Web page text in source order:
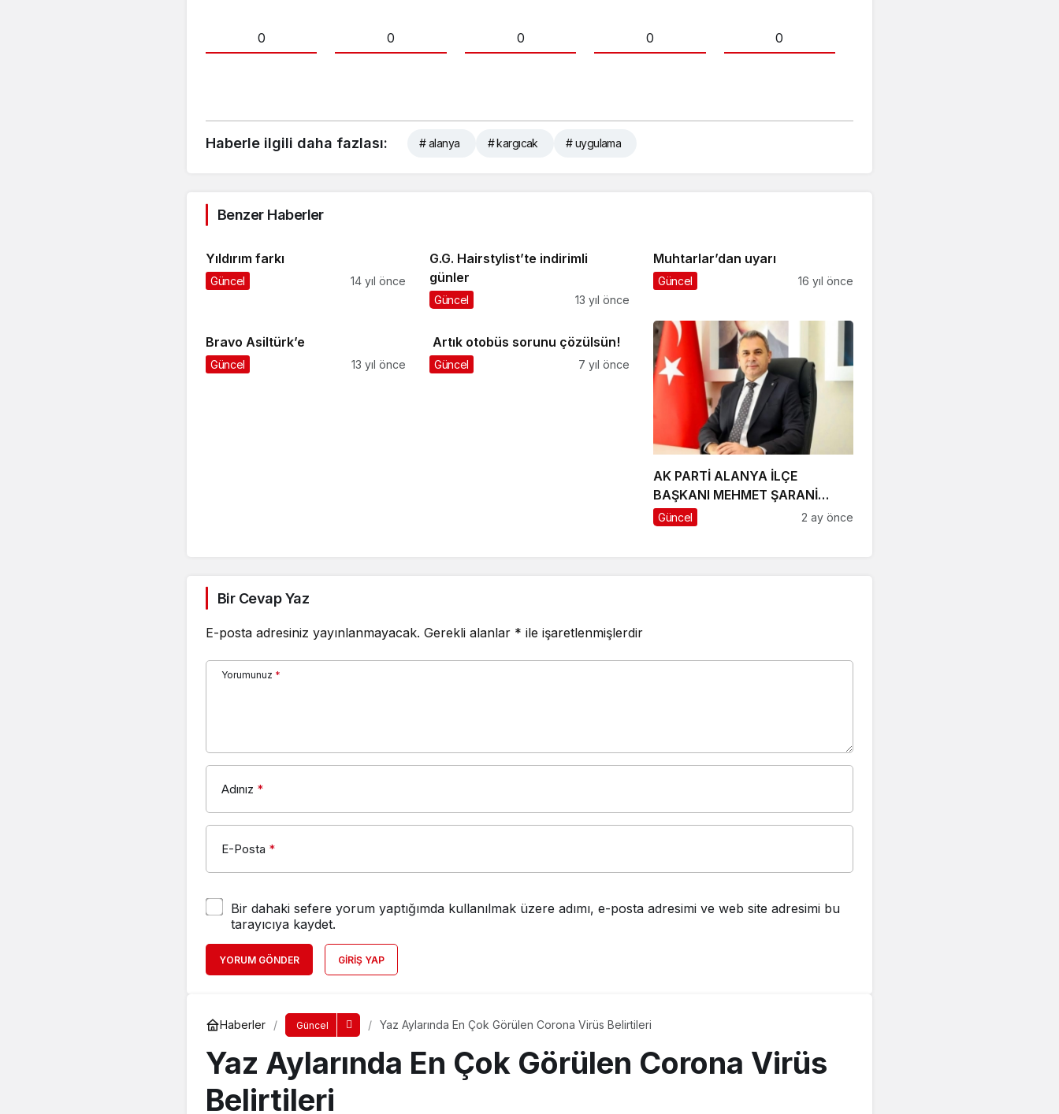
0 0 0 0 0
Haberle ilgili daha fazlası: # alanya # kargıcak # uygulama
Benzer Haberler
Yıldırım farkı
Güncel 14 yıl önce
G.G. Hairstylist’te indirimli
günler
Güncel 13 yıl önce
Muhtarlar’dan uyarı
Güncel 16 yıl önce
Bravo Asiltürk’e
Güncel 13 yıl önce
Artık otobüs sorunu çözülsün!
Güncel 7 yıl önce
AK PARTİ ALANYA İLÇE
BAŞKANI MEHMET ŞARANİ
TAVLI’DAN YENİ ÇEVRE YOLU
Güncel 2 ay önce
Bir Cevap Yaz
E-posta adresiniz yayınlanmayacak. Gerekli alanlar * ile işaretlenmişlerdir
Yorumunuz *
Adınız *
E-Posta *
Bir dahaki sefere yorum yaptığımda kullanılmak üzere adımı, e-posta adresimi ve web site adresimi bu
tarayıcıya kaydet.
YORUM GÖNDER GIRIŞ YAP
Haberler Güncel Yaz Aylarında En Çok Görülen Corona Virüs Belirtileri
Yaz Aylarında En Çok Görülen Corona Virüs
Belirtileri